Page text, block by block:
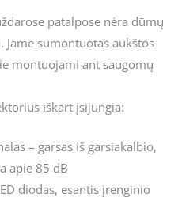
patalpose nėra dūmų
sumontuotas aukštos
montuojami ant saugomų
iškart įsijungia:
– garsas iš garsiakalbio,
apie 85 dB
diodas, esantis įrenginio